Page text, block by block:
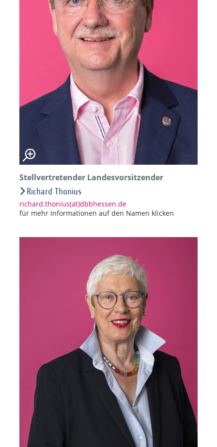
Stellvertretender Landesvorsitzender
Richard Thonius
richard.thonius(at)dbbhessen.de
für mehr Informationen auf den Namen klicken